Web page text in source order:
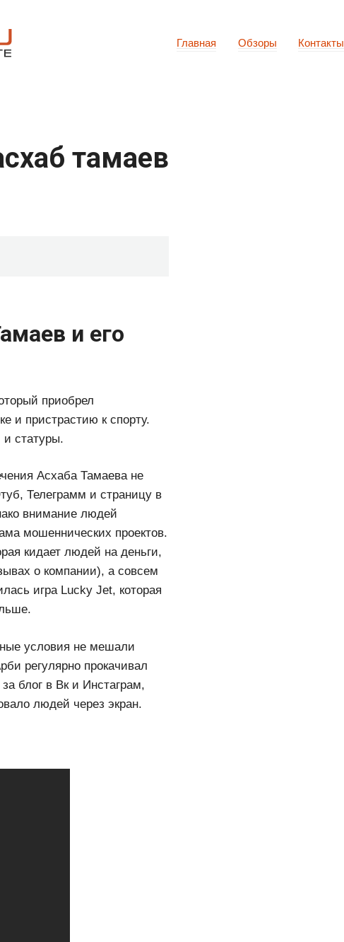
Главная Обзоры Контакты
тамаев
и его
приобрел
и пристрастию к спорту.
статуры.
Асхаба Тамаева не
Телеграмм и страницу в
внимание людей
мошеннических проектов.
кидает людей на деньги,
о компании), а совсем
игра Lucky Jet, которая
условия не мешали
регулярно прокачивал
блог в Вк и Инстаграм,
людей через экран.